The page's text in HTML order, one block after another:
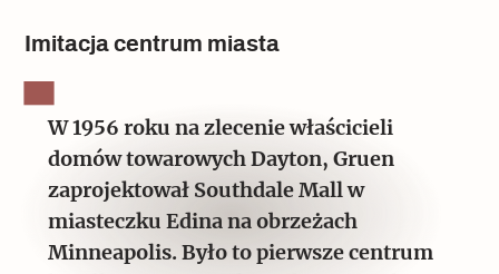
Imitacja centrum miasta
W 1956 roku na zlecenie właścicieli
domów towarowych Dayton, Gruen
zaprojektował Southdale Mall w
miasteczku Edina na obrzeżach
Minneapolis. Było to pierwsze centrum